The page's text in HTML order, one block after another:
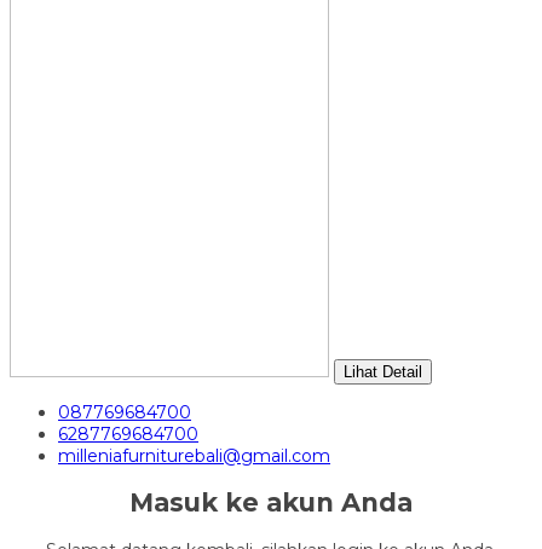
Lihat Detail
087769684700
6287769684700
milleniafurniturebali@gmail.com
Masuk ke akun Anda